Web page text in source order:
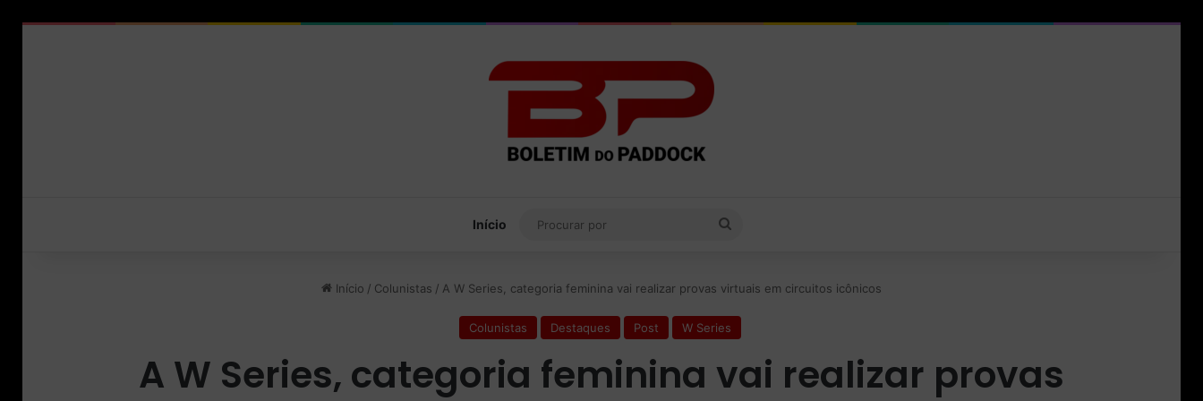
Início
Início / Colunistas / A W Series, categoria feminina vai realizar provas virtuais em circuitos icônicos
Colunistas Destaques Post W Series
A W Series, categoria feminina vai realizar provas